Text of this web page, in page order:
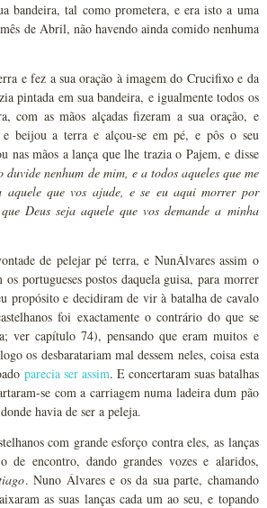
bandeira, tal como prometera, e era isto a uma
de Abril, não havendo ainda comido nenhuma
e fez a sua oração à imagem do Crucifixo e da
pintada em sua bandeira, e igualmente todos os
com as mãos alçadas fizeram a sua oração, e
e beijou a terra e alçou-se em pé, e pôs o seu
nas mãos a lança que lhe trazia o Pajem, e disse
duvide nenhum de mim, e a todos aqueles que me
aquele que vos ajude, e se eu aqui morrer por
Deus seja aquele que vos demande a minha
de pelejar pé terra, e NunÁlvares assim o
portugueses postos daquela guisa, para morrer
propósito e decidiram de vir à batalha de cavalo
foi exactamente o contrário do que se
ver capítulo 74), pensando que eram muitos e
os desbaratariam mal dessem neles, coisa esta
parecia ser assim. E concertaram suas batalhas
se com a carriagem numa ladeira dum pão
havia de ser a peleja.
com grande esforço contra eles, as lanças
de encontro, dando grandes vozes e alaridos,
. Nuno Álvares e os da sua parte, chamando
as suas lanças cada um ao seu, e topando